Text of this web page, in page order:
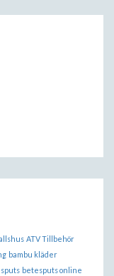
ATV Tillbehör
bambu kläder
betesputs online